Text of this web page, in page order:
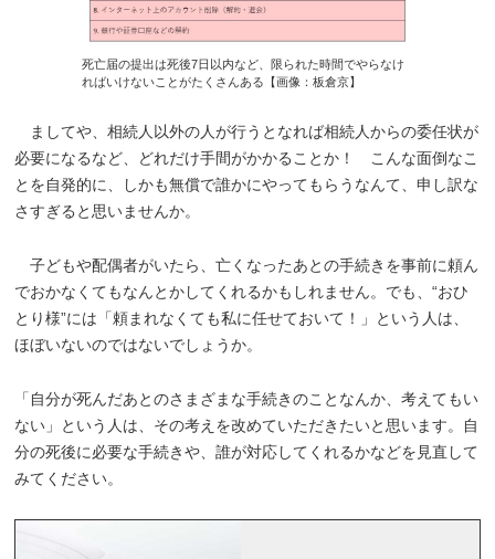
死亡届の提出は死後7日以内など、限られた時間でやらなけ
ればいけないことがたくさんある【画像：板倉京】
ましてや、相続人以外の人が行うとなれば相続人からの委任状が
必要になるなど、どれだけ手間がかかることか！ こんな面倒なこ
とを自発的に、しかも無償で誰かにやってもらうなんて、申し訳な
さすぎると思いませんか。
子どもや配偶者がいたら、亡くなったあとの手続きを事前に頼ん
でおかなくてもなんとかしてくれるかもしれません。でも、“おひ
とり様”には「頼まれなくても私に任せておいて！」という人は、
ほぼいないのではないでしょうか。
「自分が死んだあとのさまざまな手続きのことなんか、考えてもい
ない」という人は、その考えを改めていただきたいと思います。自
分の死後に必要な手続きや、誰が対応してくれるかなどを見直して
みてください。